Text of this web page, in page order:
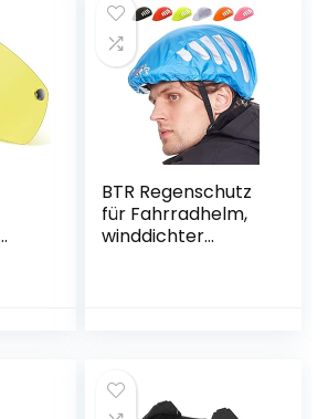
Fahrrad Ersatz
Universal
Schaumstoffpolst
er Set für Fahrrad,
Motorrad und
Fahrradhelm (2
BTR Regenschutz
für Fahrradhelm,
winddichter